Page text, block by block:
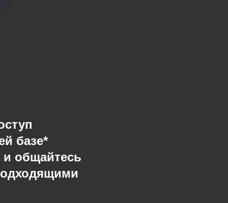
базе*
и общайтесь